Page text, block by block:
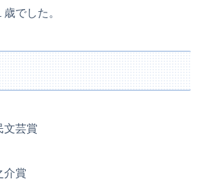
でした。
文芸賞
介賞